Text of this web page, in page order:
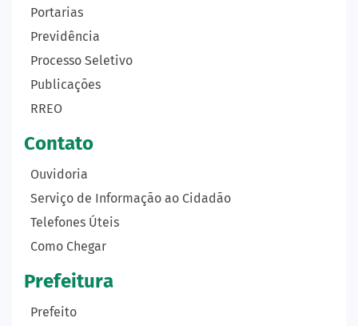
Portarias
Previdência
Processo Seletivo
Publicações
RREO
Contato
Ouvidoria
Serviço de Informação ao Cidadão
Telefones Úteis
Como Chegar
Prefeitura
Prefeito